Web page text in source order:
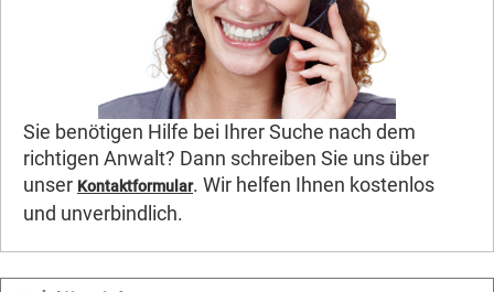
Sie benötigen Hilfe bei Ihrer Suche nach dem
richtigen Anwalt? Dann schreiben Sie uns über
unser Kontaktformular. Wir helfen Ihnen kostenlos
und unverbindlich.